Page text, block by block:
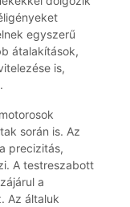
egyszerű
átalakítások,
is,
során is. Az
precizitás,
A testreszabott
a
Az általuk